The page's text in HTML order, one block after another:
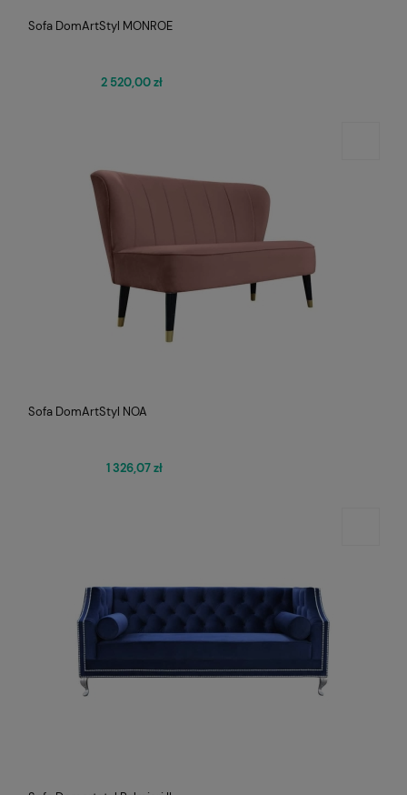
Sofa DomArtStyl MONROE
2 520,00 zł
Sofa DomArtStyl NOA
1 326,07 zł